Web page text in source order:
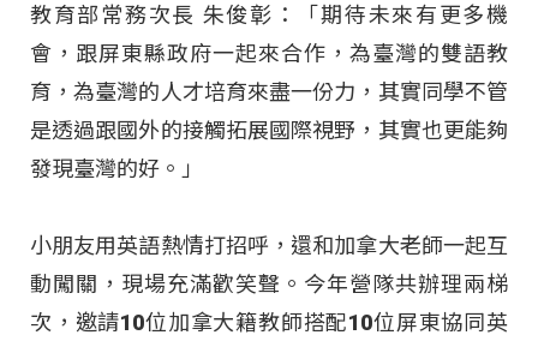
教育部常務次長 朱俊彰：「期待未來有更多機
會，跟屏東縣政府一起來合作，為臺灣的雙語教
育，為臺灣的人才培育來盡一份力，其實同學不管
是透過跟國外的接觸拓展國際視野，其實也更能夠
發現臺灣的好。」
小朋友用英語熱情打招呼，還和加拿大老師一起互
動闖關，現場充滿歡笑聲。今年營隊共辦理兩梯
次，邀請10位加拿大籍教師搭配10位屏東協同英